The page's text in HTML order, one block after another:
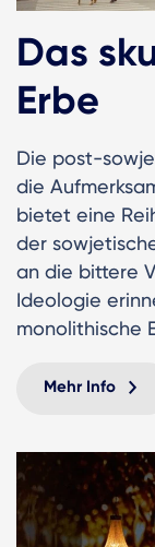
Das
Erbe
Die post-
die
bietet eine
der
an die bittere
Ideologie
monolithische
Mehr Info